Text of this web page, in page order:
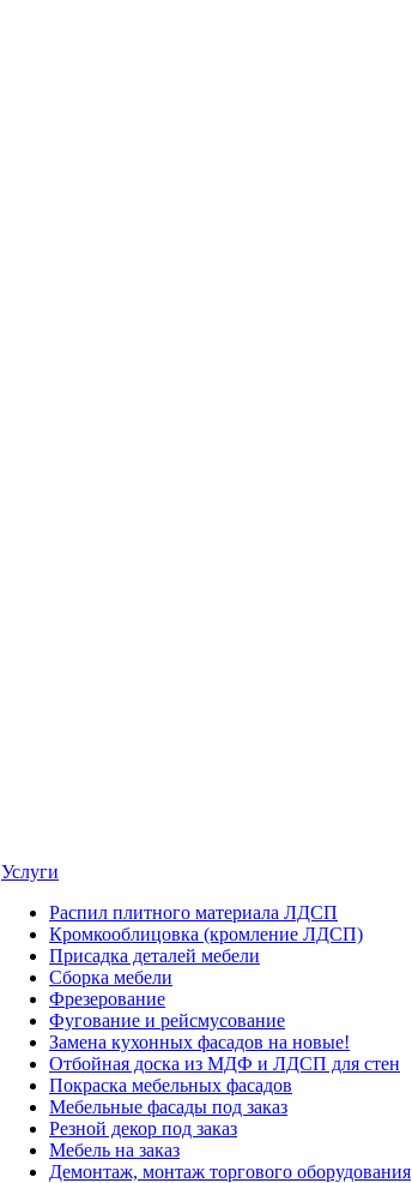
Услуги
Распил плитного материала ЛДСП
Кромкооблицовка (кромление ЛДСП)
Присадка деталей мебели
Сборка мебели
Фрезерование
Фугование и рейсмусование
Замена кухонных фасадов на новые!
Отбойная доска из МДФ и ЛДСП для стен
Покраска мебельных фасадов
Мебельные фасады под заказ
Резной декор под заказ
Мебель на заказ
Демонтаж, монтаж торгового оборудования